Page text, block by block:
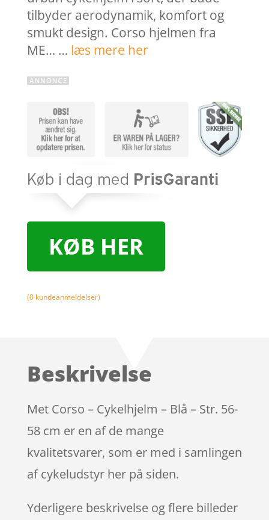
tilbyder aerodynamik, komfort og
smukt design. Corso hjelmen fra
ME… … læs mere her
KØB HER
(0kundeanmeldelser)
Beskrivelse
Met Corso – Cykelhjelm – Blå – Str. 56-
58 cm er en af de mange
kvalitetsvarer, som er med i samlingen
af cykeludstyr her på siden.
Yderligere beskrivelse og flere billeder